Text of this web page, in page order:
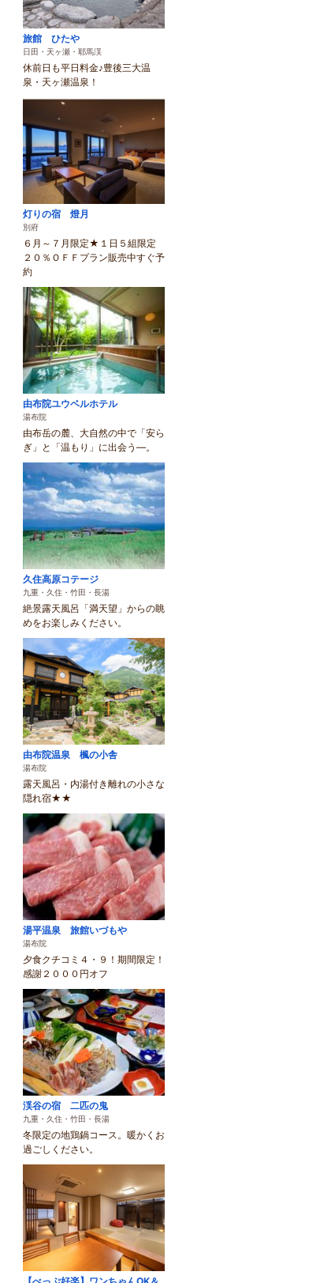
旅館 ひたや
日田・天ヶ瀬・耶馬渓
休前日も平日料金♪豊後三大温
泉・天ヶ瀬温泉！
灯りの宿 燈月
別府
６月～７月限定★１日５組限定
２０％ＯＦＦプラン販売中すぐ予
約
由布院ユウベルホテル
湯布院
由布岳の麓、大自然の中で「安ら
ぎ」と「温もり」に出会う―。
久住高原コテージ
九重・久住・竹田・長湯
絶景露天風呂「満天望」からの眺
めをお楽しみください。
由布院温泉 楓の小舎
湯布院
露天風呂・内湯付き離れの小さな
隠れ宿★★
湯平温泉 旅館いづもや
湯布院
夕食クチコミ４・９！期間限定！
感謝２０００円オフ
渓谷の宿 二匹の鬼
九重・久住・竹田・長湯
冬限定の地鶏鍋コース。暖かくお
過ごしください。